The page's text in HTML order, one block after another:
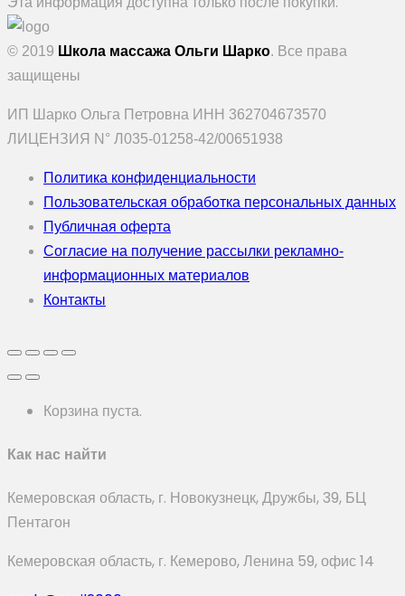
© 2019 Школа массажа Ольги Шарко. Все права
защищены
ИП Шарко Ольга Петровна ИНН 362704673570
ЛИЦЕНЗИЯ N° Л035-01258-42/00651938
Политика конфиденциальности
Пользовательская обработка персональных данных
Публичная оферта
Согласие на получение рассылки рекламно-
информационных материалов
Контакты
Корзина пуста.
Как нас найти
Кемеровская область, г. Новокузнецк, Дружбы, 39, БЦ
Пентагон
Кемеровская область, г. Кемерово, Ленина 59, офис 14